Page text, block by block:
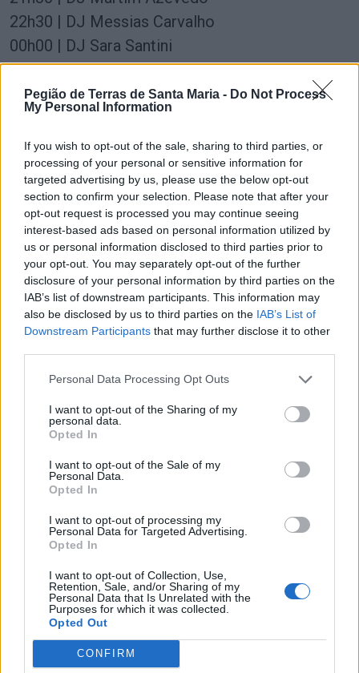
Pegião de Terras de Santa Maria - Do Not Process
My Personal Information
If you wish to opt-out of the sale, sharing to third parties, or
processing of your personal or sensitive information for
targeted advertising by us, please use the below opt-out
section to confirm your selection. Please note that after your
opt-out request is processed you may continue seeing
interest-based ads based on personal information utilized by
us or personal information disclosed to third parties prior to
your opt-out. You may separately opt-out of the further
disclosure of your personal information by third parties on the
IAB’s list of downstream participants. This information may
also be disclosed by us to third parties on the IAB’s List of
Downstream Participants that may further disclose it to other
Personal Data Processing Opt Outs
I want to opt-out of the Sharing of my
personal data.
Opted In
I want to opt-out of the Sale of my
Personal Data.
Opted In
I want to opt-out of processing my
Personal Data for Targeted Advertising.
Opted In
I want to opt-out of Collection, Use,
Retention, Sale, and/or Sharing of my
Personal Data that Is Unrelated with the
Purposes for which it was collected.
Opted Out
CONFIRM
22h30 | DJ Messias Carvalho
00h00 | DJ Sara Santini
01h30 | DJ Moleque da Faveka
03h00 | DJ Michael A
20h00 | DJ Aviers
21h00 | DJ Moleque da Favela
22h00 | DJ Domingos Oliveira
23h00 | DJ Michael A
01h00 | DJ Dui
02h00 | DJ Messias Carvalho
03h00 | DJ Cláudio Lopez
22h00 | Silent Party
Sambódromo Rua Manuel Brandão
20h00 | DJ Miguel Costa
21h30 | Escola de Samba Renascer
22h00 | Escola de Samba Os Pioneiros
22h30 | Escola de Samba Renascer
23h00 | Escola de Samba Os Pioneiros
02h00 | DJ Miguel Costa